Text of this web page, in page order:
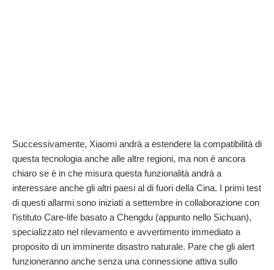
Successivamente, Xiaomi andrà a estendere la compatibilità di
questa tecnologia anche alle altre regioni, ma non è ancora
chiaro se è in che misura questa funzionalità andrà a
interessare anche gli altri paesi al di fuori della Cina. I primi test
di questi allarmi sono iniziati a settembre in collaborazione con
l’istituto Care-life basato a Chengdu (appunto nello Sichuan),
specializzato nel rilevamento e avvertimento immediato a
proposito di un imminente disastro naturale. Pare che gli alert
funzioneranno anche senza una connessione attiva sullo